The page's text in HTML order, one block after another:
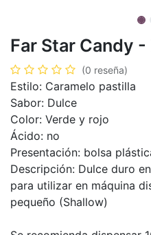
Far Star Candy -
(0 reseña)
Estilo: Caramelo pastilla
Sabor: Dulce
Color: Verde y rojo
Ácido: no
Presentación: bolsa
Descripción: Dulce duro
para utilizar en máquina
pequeño (Shallow)